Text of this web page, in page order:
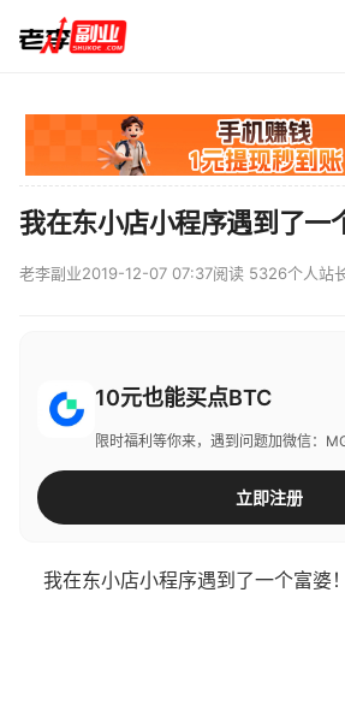
我在东小店小程序遇到了一
老李副业2019-12-07 07:37阅读 5326个人站
10元也能买点BTC
限时福利等你来，遇到问题加微信：
立即注册
我在东小店小程序遇到了一个富婆！